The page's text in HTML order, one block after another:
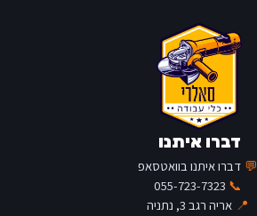
דברו איתנו
💬 דברו איתנו בוואטסאפ
📞
055-723-7323
📍 אריה רגב 3, נתניה